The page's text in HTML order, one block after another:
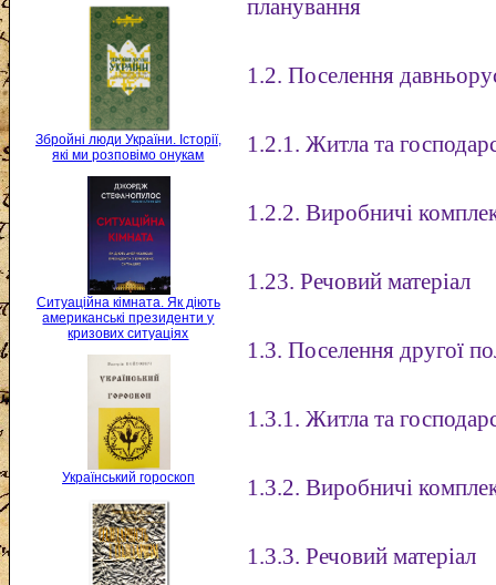
Збройні люди України. Історії,
які ми розповімо онукам
Ситуаційна кімната. Як діють
американські президенти у
кризових ситуаціях
Український гороскоп
планування
1.2. Поселення
1.2.1. Житла та
1.2.2. Виробничі
1.23. Речовий матеріал
1.3. Поселення другої
1.3.1. Житла та
1.3.2. Виробничі
1.3.3. Речовий матеріал